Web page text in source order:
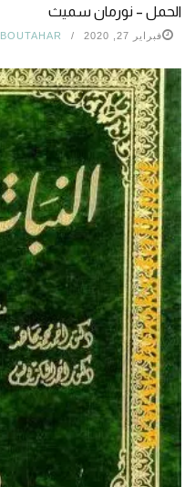
الحمل – نورمان سميث
فبراير 27, 2020 BOUTAHAR